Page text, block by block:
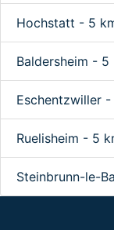
Hochstatt - 5
Baldersheim - 5
Eschentzwiller
Ruelisheim - 5
Steinbrunn-le-